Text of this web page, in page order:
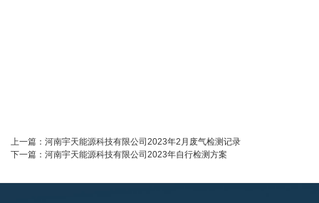
上一篇： 河南宇天能源科技有限公司2023年2月废气检测记录
下一篇： 河南宇天能源科技有限公司2023年自行检测方案